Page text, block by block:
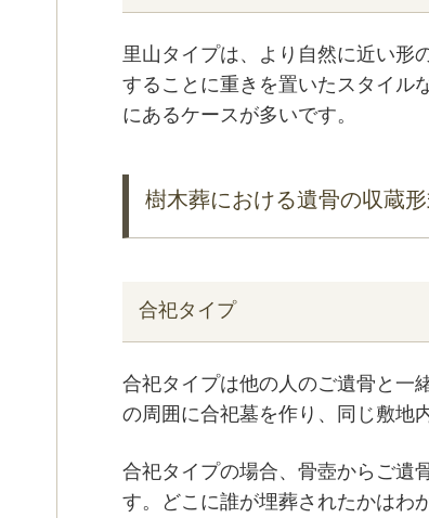
里山タイプは、より自然に近い形
することに重きを置いたスタイル
にあるケースが多いです。
樹木葬における遺骨の収蔵
合祀タイプ
合祀タイプは他の人のご遺骨と一
の周囲に合祀墓を作り、同じ敷地
合祀タイプの場合、骨壺からご遺
す。どこに誰が埋葬されたかはわ